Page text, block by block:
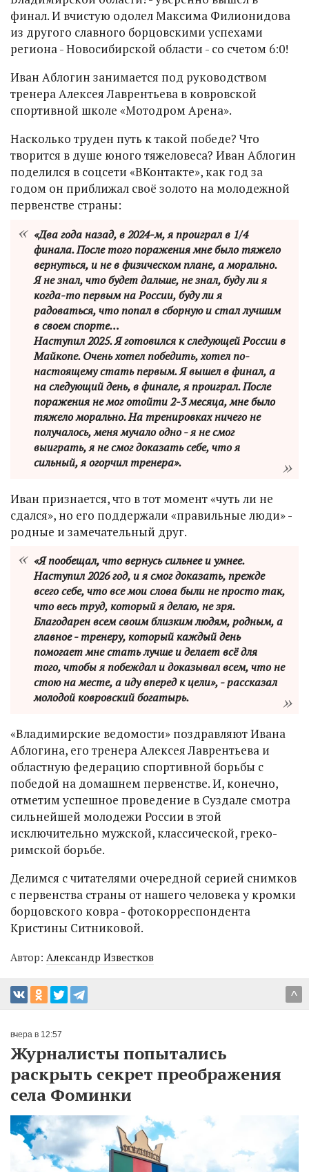
финал. И вчистую одолел Максима Филионидова
из другого славного борцовскими успехами
региона - Новосибирской области - со счетом 6:0!
Иван Аблогин занимается под руководством
тренера Алексея Лаврентьева в ковровской
спортивной школе «Мотодром Арена».
Насколько труден путь к такой победе? Что
творится в душе юного тяжеловеса? Иван Аблогин
поделился в соцсети «ВКонтакте», как год за
годом он приближал своё золото на молодежной
первенстве страны:
«Два года назад, в 2024-м, я проиграл в 1/4
финала. После того поражения мне было тяжело
вернуться, и не в физическом плане, а морально.
Я не знал, что будет дальше, не знал, буду ли я
когда-то первым на России, буду ли я
радоваться, что попал в сборную и стал лучшим
в своем спорте…
Наступил 2025. Я готовился к следующей России в
Майкопе. Очень хотел победить, хотел по-
настоящему стать первым. Я вышел в финал, а
на следующий день, в финале, я проиграл. После
поражения не мог отойти 2-3 месяца, мне было
тяжело морально. На тренировках ничего не
получалось, меня мучало одно - я не смог
выиграть, я не смог доказать себе, что я
сильный, я огорчил тренера».
Иван признается, что в тот момент «чуть ли не
сдался», но его поддержали «правильные люди» -
родные и замечательный друг.
«Я пообещал, что вернусь сильнее и умнее.
Наступил 2026 год, и я смог доказать, прежде
всего себе, что все мои слова были не просто так,
что весь труд, который я делаю, не зря.
Благодарен всем своим близким людям, родным, а
главное - тренеру, который каждый день
помогает мне стать лучше и делает всё для
того, чтобы я побеждал и доказывал всем, что не
стою на месте, а иду вперед к цели», - рассказал
молодой ковровский богатырь.
«Владимирские ведомости» поздравляют Ивана
Аблогина, его тренера Алексея Лаврентьева и
областную федерацию спортивной борьбы с
победой на домашнем первенстве. И, конечно,
отметим успешное проведение в Суздале смотра
сильнейшей молодежи России в этой
исключительно мужской, классической, греко-
римской борьбе.
Делимся с читателями очередной серией снимков
с первенства страны от нашего человека у кромки
борцовского ковра - фотокорреспондента
Кристины Ситниковой.
Автор: Александр Известков
^
вчера в 12:57
Журналисты попытались
раскрыть секрет преображения
села Фоминки